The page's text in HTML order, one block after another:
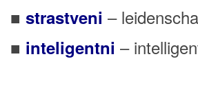
■ strastveni –
■ inteligentni –